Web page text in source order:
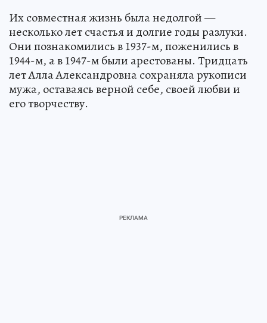
Их совместная жизнь была недолгой —
несколько лет счастья и долгие годы разлуки.
Они познакомились в 1937-м, поженились в
1944-м, а в 1947-м были арестованы. Тридцать
лет Алла Александровна сохраняла рукописи
мужа, оставаясь верной себе, своей любви и
его творчеству.